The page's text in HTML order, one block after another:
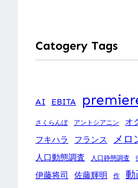
Catogery Tags
AI EBITA
さくらんぼ アントシアニン オ
フキハラ
フランス メロ
人口動態調査
人口静態調査
伊藤将司 佐藤輝明 作 動